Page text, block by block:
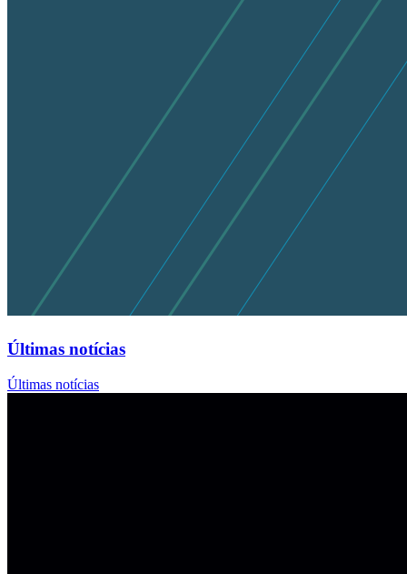
Últimas notícias
Últimas notícias